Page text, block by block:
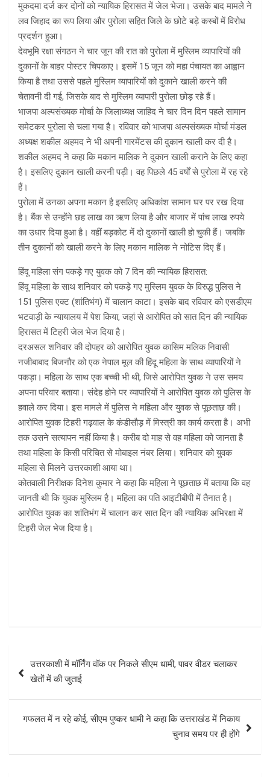
मुकदमा दर्ज कर दोनों को न्यायिक हिरासत में जेल भेजा। उसके बाद मामले ने
लव जिहाद का रूप लिया और पुरोला सहित जिले के छोटे बड़े कस्बों में विरोध
प्रदर्शन हुआ।
देवभूमि रक्षा संगठन ने चार जून की रात को पुरोला में मुस्लिम व्यापारियों की
दुकानों के बाहर पोस्टर चिपकाए। इसमें 15 जून को महा पंचायत का आह्वान
किया है तथा उससे पहले मुस्लिम व्यापारियों को दुकाने खाली करने की
चेतावनी दी गई, जिसके बाद से मुस्लिम व्यापारी पुरोला छोड़ रहे हैं।
भाजपा अल्पसंख्य​क मोर्चा के जिलाध्यक्ष जाहिद ने चार दिन दिन पहले सामान
समेटकर पुरोला से चला गया है। रविवार को भाजपा अल्पसंख्यक मोर्चा मंडल
अध्यक्ष शकील अहमद ने भी अपनी गारमेंटस की दुकान खाली कर दी है।
शकील अहमद ने कहा कि मकान मालिक ने दुकान खाली कराने के लिए कहा
है। इसलिए दुकान खाली करनी पड़ी। वह पिछले 45 वर्षों से पुरोला में रह रहे
हैं।
पुरोला में उनका अपना मकान है इसलिए अधिकांश सामान घर पर रख दिया
है। बैंक से उन्होंने छह लाख का ऋण लिया है और बाजार में पांच लाख रुपये
का उधार दिया हुआ है। वहीं बड़कोट में दो दुकानों खाली हो चुकी हैं। जबकि
तीन दुकानों को खाली करने के लिए मकान मालिक ने नोटिस दिए हैं।
हिंदू महिला संग पकड़े गए युवक को 7 दिन की न्यायिक हिरासत:
हिंदू महिला के साथ शनिवार को पकड़े गए मुस्लिम युवक के विरुद्ध पुलिस ने
151 पुलिस एक्ट (शांतिभंग) में चालान काटा। इसके बाद रविवार को एसडीएम
भटवाड़ी के न्यायालय में पेश किया, जहां से आरोपित को सात दिन की न्यायिक
हिरासत में टिहरी जेल भेज दिया है।
दरअसल शनिवार की दोपहर को आरोपित युवक कासिम मलिक निवासी
नजीबाबाद बिजनौर को एक नेपाल मूल की हिंदू महिला के साथ व्यापारियों ने
पकड़ा। महिला के साथ एक बच्ची भी थी, जिसे आरोपित युवक ने उस समय
अपना परिवार बताया। संदेह होने पर व्यापारियों ने आरोपित युवक को पुलिस के
हवाले कर दिया। इस मामले में पुलिस ने महिला और युवक से पूछताछ की।
आरोपित युवक टिहरी गढ़वाल के कंडीसौड़ में मिस्त्री का कार्य करता है। अभी
तक उसने सत्यापन नहीं किया है। करीब दो माह से वह महिला को जानता है
तथा महिला के किसी परिचित से मोबाइल नंबर लिया। शनिवार को युवक
महिला से मिलने उत्तरकाशी आया था।
कोतवाली निरीक्षक दिनेश कुमार ने कहा कि महिला ने पूछताछ में बताया कि वह
जानती थी कि युवक मुस्लिम है। महिला का पति आइटीबीपी में तैनात है।
आरोपित युवक का शांतिभंग में चालान कर सात दिन की न्यायिक अभिरक्षा में
टिहरी जेल भेज दिया है।
navigation
उत्तरकाशी में मॉर्निंग वॉक पर निकले सीएम धामी, पावर वीडर चलाकर
खेतों में की जुताई
गफलत में न रहे कोई, सीएम पुष्कर धामी ने कहा कि उत्तराखंड में निकाय
चुनाव समय पर ही होंगे